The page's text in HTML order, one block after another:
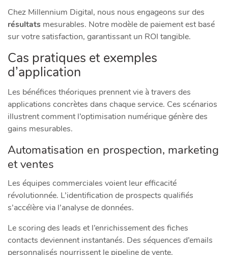
Chez Millennium Digital, nous nous engageons sur des
résultats mesurables. Notre modèle de paiement est basé
sur votre satisfaction, garantissant un ROI tangible.
Cas pratiques et exemples
d’application
Les bénéfices théoriques prennent vie à travers des
applications concrètes dans chaque service. Ces scénarios
illustrent comment l’optimisation numérique génère des
gains mesurables.
Automatisation en prospection, marketing
et ventes
Les équipes commerciales voient leur efficacité
révolutionnée. L’identification de prospects qualifiés
s’accélère via l’analyse de données.
Le scoring des leads et l’enrichissement des fiches
contacts deviennent instantanés. Des séquences d’emails
personnalisés nourrissent le pipeline de vente.